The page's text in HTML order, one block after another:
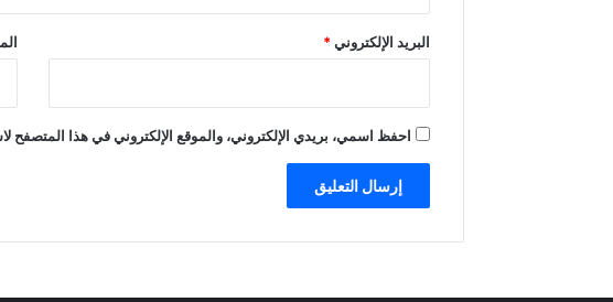
البريد الإلكتروني*
احفظ اسمي، بريدي الإلكتروني، والموقع الإلكتروني في هذا المتصفح